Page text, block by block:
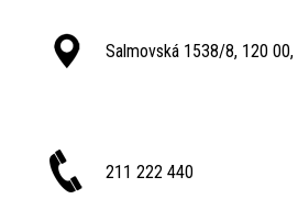
Salmovská 1538/8, 120 00,
211 222 440